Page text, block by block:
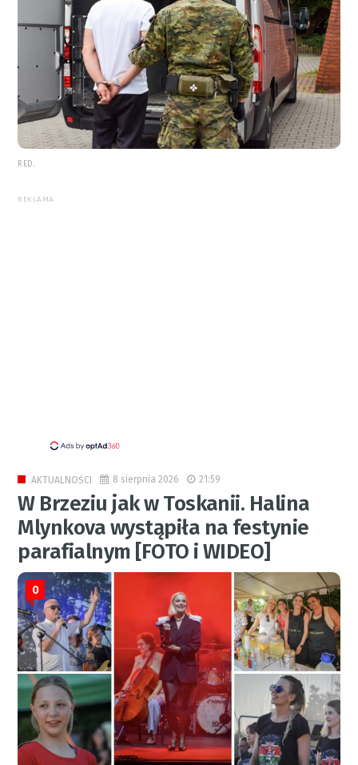
RED.
REKLAMA
AKTUALNOŚCI 8 sierpnia 2026 21:59
W Brzeziu jak w Toskanii. Halina
Mlynkova wystąpiła na festynie
parafialnym [FOTO i WIDEO]
0